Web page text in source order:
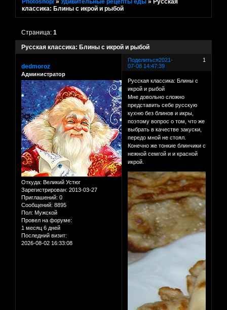
Photoshop/ »Удивительные рецепты еды » Русская
классика: Блины с икрой и рыбой
Русская классика: Блины с икрой и рыбой
Страница:1
Поделиться 1
2021-
07-08 14:47:39
dedmoroz
Администратор
Откуда: Великий Устюг
Зарегистрирован: 2013-03-27
Приглашений: 0
Сообщений: 8895
Пол: Мужской
Провел на форуме:
1 месяц 6 дней
Последний визит:
2026-08-02 16:33:08
Русская классика: Блины с
икрой и рыбой
Мне довольно сложно
представить себе русскую
кухню без блинов и икры,
поэтому вопрос о том, что же
выбрать в качестве закуски,
передо мной не стоял.
Конечно же тонкие блинчики с
нежной семгой и и красной
икрой.